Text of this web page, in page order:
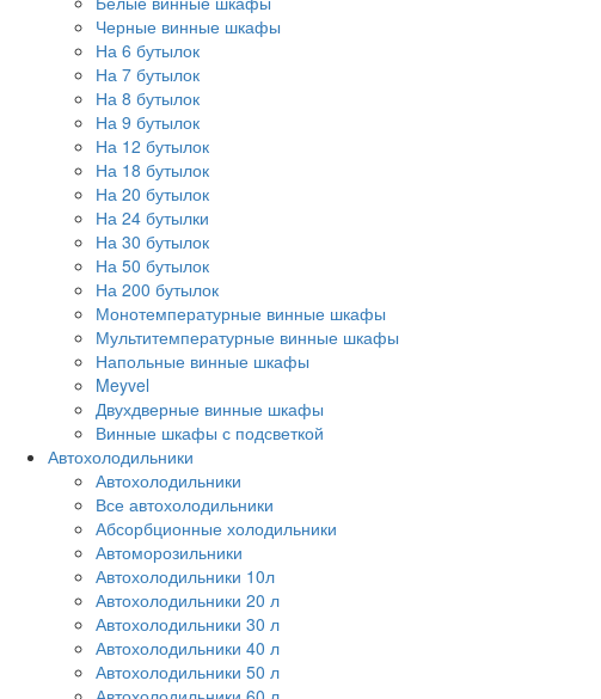
Черные винные шкафы
На 6 бутылок
На 7 бутылок
На 8 бутылок
На 9 бутылок
На 12 бутылок
На 18 бутылок
На 20 бутылок
На 24 бутылки
На 30 бутылок
На 50 бутылок
На 200 бутылок
Монотемпературные винные шкафы
Мультитемпературные винные шкафы
Напольные винные шкафы
Meyvel
Двухдверные винные шкафы
Винные шкафы с подсветкой
Автохолодильники
Автохолодильники
Все автохолодильники
Абсорбционные холодильники
Автоморозильники
Автохолодильники 10л
Автохолодильники 20 л
Автохолодильники 30 л
Автохолодильники 40 л
Автохолодильники 50 л